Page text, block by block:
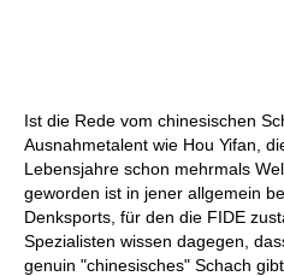
Ist die Rede vom chinesischen
Ausnahmetalent wie Hou Yifan,
Lebensjahre schon mehrmals
geworden ist in jener allgemein
Denksports, für den die FIDE
Spezialisten wissen dagegen,
genuin "chinesisches" Schach